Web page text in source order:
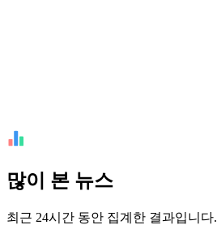
많이 본 뉴스
최근 24시간 동안 집계한 결과입니다.